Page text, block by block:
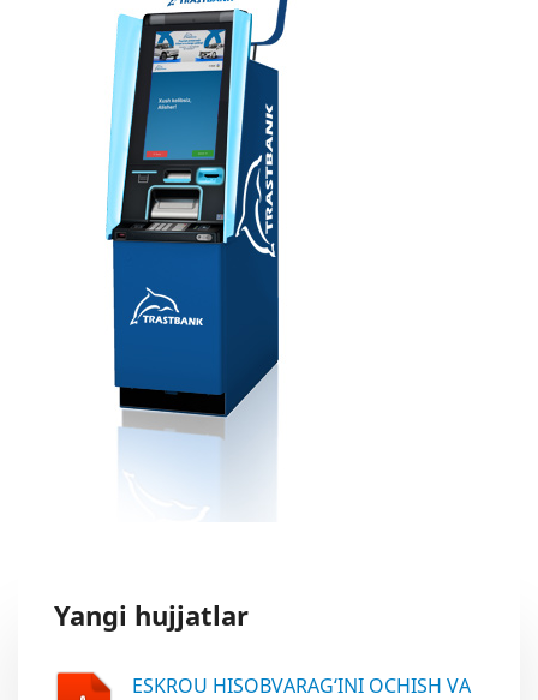
Yangi hujjatlar
ESKROU HISOBVARAG‘INI OCHISH VA